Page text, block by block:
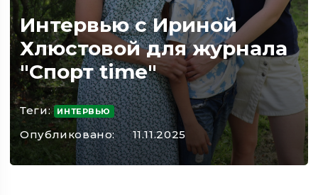
Интервью с Ириной
Хлюстовой для журнала
"Спорт time"
Теги: ИНТЕРВЬЮ
Опубликовано: 11.11.2025